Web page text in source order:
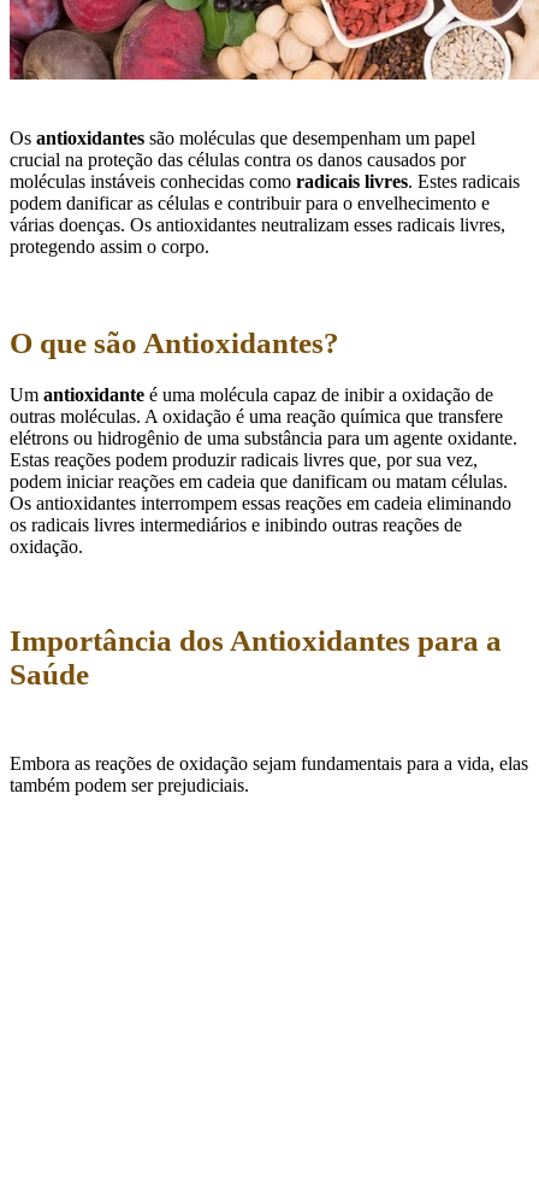
Os antioxidantes são moléculas que desempenham um papel
crucial na proteção das células contra os danos causados por
moléculas instáveis conhecidas como radicais livres. Estes radicais
podem danificar as células e contribuir para o envelhecimento e
várias doenças. Os antioxidantes neutralizam esses radicais livres,
protegendo assim o corpo.
O que são Antioxidantes?
Um antioxidante é uma molécula capaz de inibir a oxidação de
outras moléculas. A oxidação é uma reação química que transfere
elétrons ou hidrogênio de uma substância para um agente oxidante.
Estas reações podem produzir radicais livres que, por sua vez,
podem iniciar reações em cadeia que danificam ou matam células.
Os antioxidantes interrompem essas reações em cadeia eliminando
os radicais livres intermediários e inibindo outras reações de
oxidação.
Importância dos Antioxidantes para a
Saúde
Embora as reações de oxidação sejam fundamentais para a vida, elas
também podem ser prejudiciais.